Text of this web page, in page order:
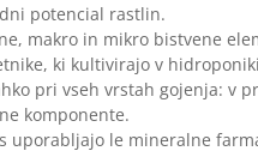
potencial rastlin.
makro in mikro bistvene
ki kultivirajo v
pri vseh vrstah gojenja: v
komponente.
uporabljajo le mineralne